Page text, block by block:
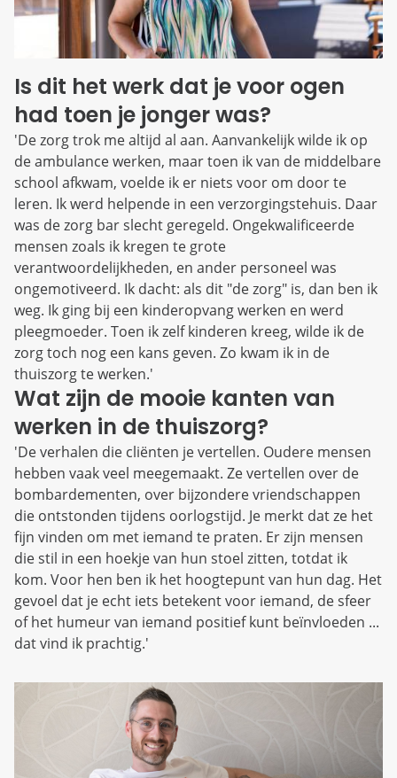
Is dit het werk dat je voor ogen
had toen je jonger was?
'De zorg trok me altijd al aan. Aanvankelijk wilde ik op
de ambulance werken, maar toen ik van de middelbare
school afkwam, voelde ik er niets voor om door te
leren. Ik werd helpende in een verzorgingstehuis. Daar
was de zorg bar slecht geregeld. Ongekwalificeerde
mensen zoals ik kregen te grote
verantwoordelijkheden, en ander personeel was
ongemotiveerd. Ik dacht: als dit "de zorg" is, dan ben ik
weg. Ik ging bij een kinderopvang werken en werd
pleegmoeder. Toen ik zelf kinderen kreeg, wilde ik de
zorg toch nog een kans geven. Zo kwam ik in de
thuiszorg te werken.'
Wat zijn de mooie kanten van
werken in de thuiszorg?
'De verhalen die cliënten je vertellen. Oudere mensen
hebben vaak veel meegemaakt. Ze vertellen over de
bombardementen, over bijzondere vriendschappen
die ontstonden tijdens oorlogstijd. Je merkt dat ze het
fijn vinden om met iemand te praten. Er zijn mensen
die stil in een hoekje van hun stoel zitten, totdat ik
kom. Voor hen ben ik het hoogtepunt van hun dag. Het
gevoel dat je echt iets betekent voor iemand, de sfeer
of het humeur van iemand positief kunt beïnvloeden ...
dat vind ik prachtig.'